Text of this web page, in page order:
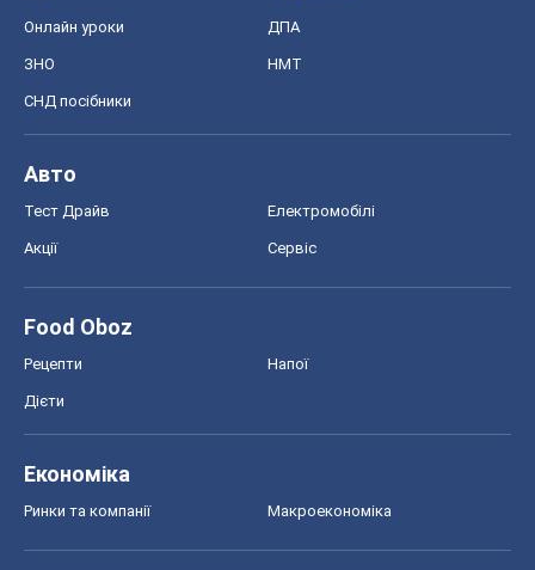
Онлайн уроки ДПА
ЗНО НМТ
СНД посібники
Авто
Тест Драйв Електромобілі
Акції Сервіс
Food Oboz
Рецепти Напої
Дієти
Економіка
Ринки та компанії Макроекономіка